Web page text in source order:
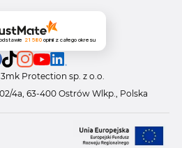
21 580opinii z całego okresu
Protection sp. z o.o.
4a, 63-400 Ostrów Wlkp., Polska